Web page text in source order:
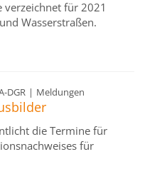
für 2021
Wasserstraßen.
DGR | Meldungen
die Termine für
für